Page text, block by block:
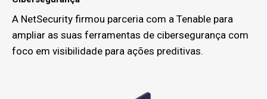
A NetSecurity firmou parceria com a Tenable para
ampliar as suas ferramentas de cibersegurança com
foco em visibilidade para ações preditivas.